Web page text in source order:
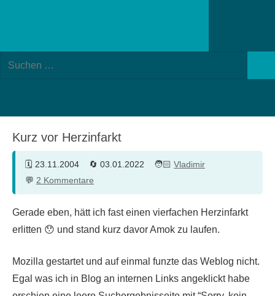
Suchen
Kurz vor Herzinfarkt
23.11.2004 03.01.2022
Vladimir
2 Kommentare
Gerade eben, hätt ich fast einen vierfachen Herzinfarkt
erlitten 😯 und stand kurz davor Amok zu laufen.
Mozilla gestartet und auf einmal funzte das Weblog nicht.
Egal was ich in Blog an internen Links angeklickt habe